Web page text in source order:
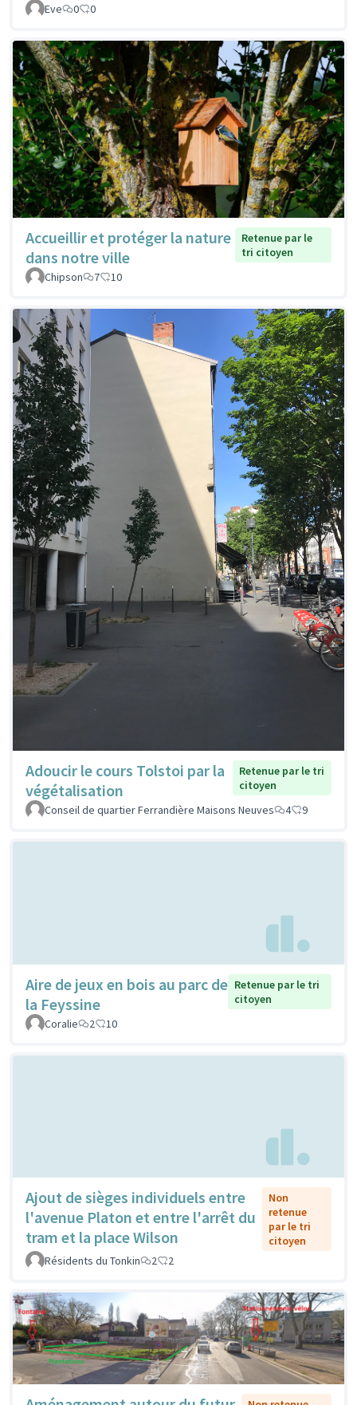
Eve
0 0
Accueillir et protéger la nature
dans notre ville
Retenue par le
tri citoyen
Chipson
7 10
Adoucir le cours Tolstoi par la
végétalisation
Retenue par le tri
citoyen
Conseil de quartier Ferrandière Maisons Neuves
4 9
Aire de jeux en bois au parc de
la Feyssine
Retenue par le tri
citoyen
Coralie
2 10
Ajout de sièges individuels entre
l'avenue Platon et entre l'arrêt du
tram et la place Wilson
Non
retenue
par le tri
citoyen
Résidents du Tonkin
2 2